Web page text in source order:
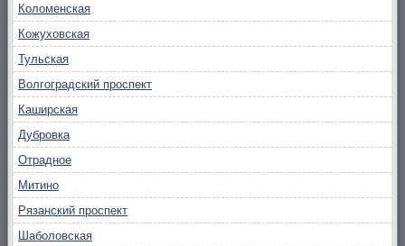
Коломенская
Кожуховская
Тульская
Волгоградский проспект
Каширская
Дубровка
Отрадное
Митино
Рязанский проспект
Шаболовская